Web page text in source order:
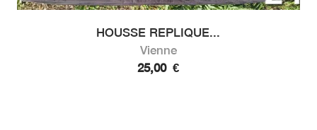
HOUSSE REPLIQUE...
Vienne
25,00 €